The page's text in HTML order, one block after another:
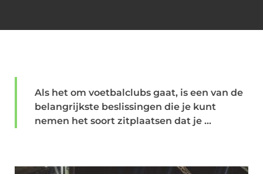
Als het om voetbalclubs gaat, is een van de
belangrijkste beslissingen die je kunt
nemen het soort zitplaatsen dat je ...